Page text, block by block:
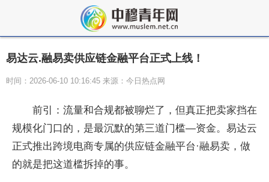
易达云.融易卖供应链金融平台正式上线！
时间：2026-06-10 10:16:45 来源：今日热点网
前引：流量和合规都被聊烂了，但真正把卖家挡在
规模化门口的，是最沉默的第三道门槛—资金。易达云
正式推出跨境电商专属的供应链金融平台·融易卖，做
的就是把这道槛拆掉的事。